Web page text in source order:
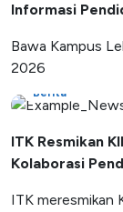
Informasi
Bawa Kampus
2026
Berita
ITK Resmikan
Kolaborasi
ITK meresmikan